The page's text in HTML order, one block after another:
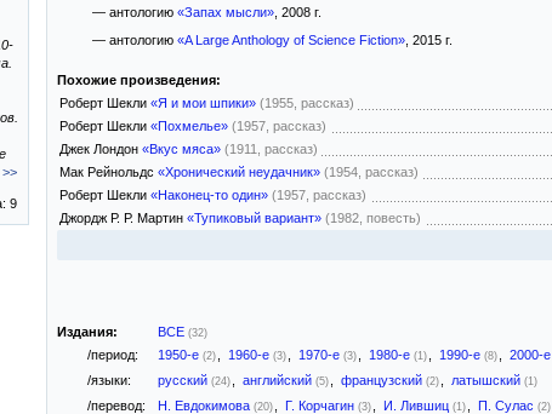
— антологию «Запах мысли», 2008 г.
— антологию «A Large Anthology of Science Fiction», 2015 г.
Похожие произведения:
Роберт Шекли «Я и мои шпики» (1955, рассказ)
Роберт Шекли «Похмелье» (1957, рассказ)
Джек Лондон «Вкус мяса» (1911, рассказ)
Мак Рейнольдс «Хронический неудачник» (1954, рассказ)
Роберт Шекли «Наконец-то один» (1957, рассказ)
Джордж Р. Р. Мартин «Тупиковый вариант» (1982, повесть)
Издания: ВСЕ (32)
/период: 1950-е (2) 1960-е (3) 1970-е (3) 1980-е (1) 1990-е (8) 2000-е
/языки: русский (24) английский (5) французский (2) латышский (1)
/перевод: Н. Евдокимова (20) Г. Корчагин (3) И. Лившиц (1) П. Сулас (2)
>>
9